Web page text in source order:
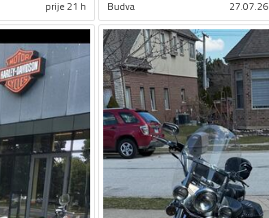
prije 21 h Budva 27.07.26